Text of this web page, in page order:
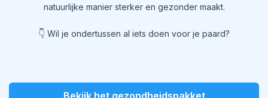
natuurlijke manier sterker en gezonder maakt.
👇 Wil je ondertussen al iets doen voor je paard?
Bekijk het gezondheidspakket